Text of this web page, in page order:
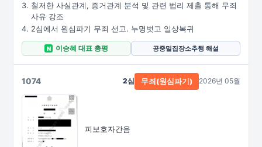
철저한 사실관계, 증거관계 분석 및 관련 법리 제출 통해 무죄
사유 강조
2심에서 원심파기 무죄 선고. 누명벗고 일상복귀
N 이승혜 대표 총평 공중밀집장소추행 해설
1074
피보호자간음
2심 무죄(원심파기) 2026년 05월